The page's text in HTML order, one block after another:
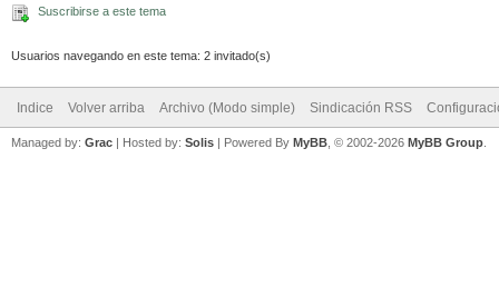
Suscribirse a este tema
Usuarios navegando en este tema: 2 invitado(s)
Indice Volver arriba Archivo (Modo simple) Sindicación RSS
Managed by: Grac | Hosted by: Solis | Powered By MyBB , © 2002-2026 MyBB Group